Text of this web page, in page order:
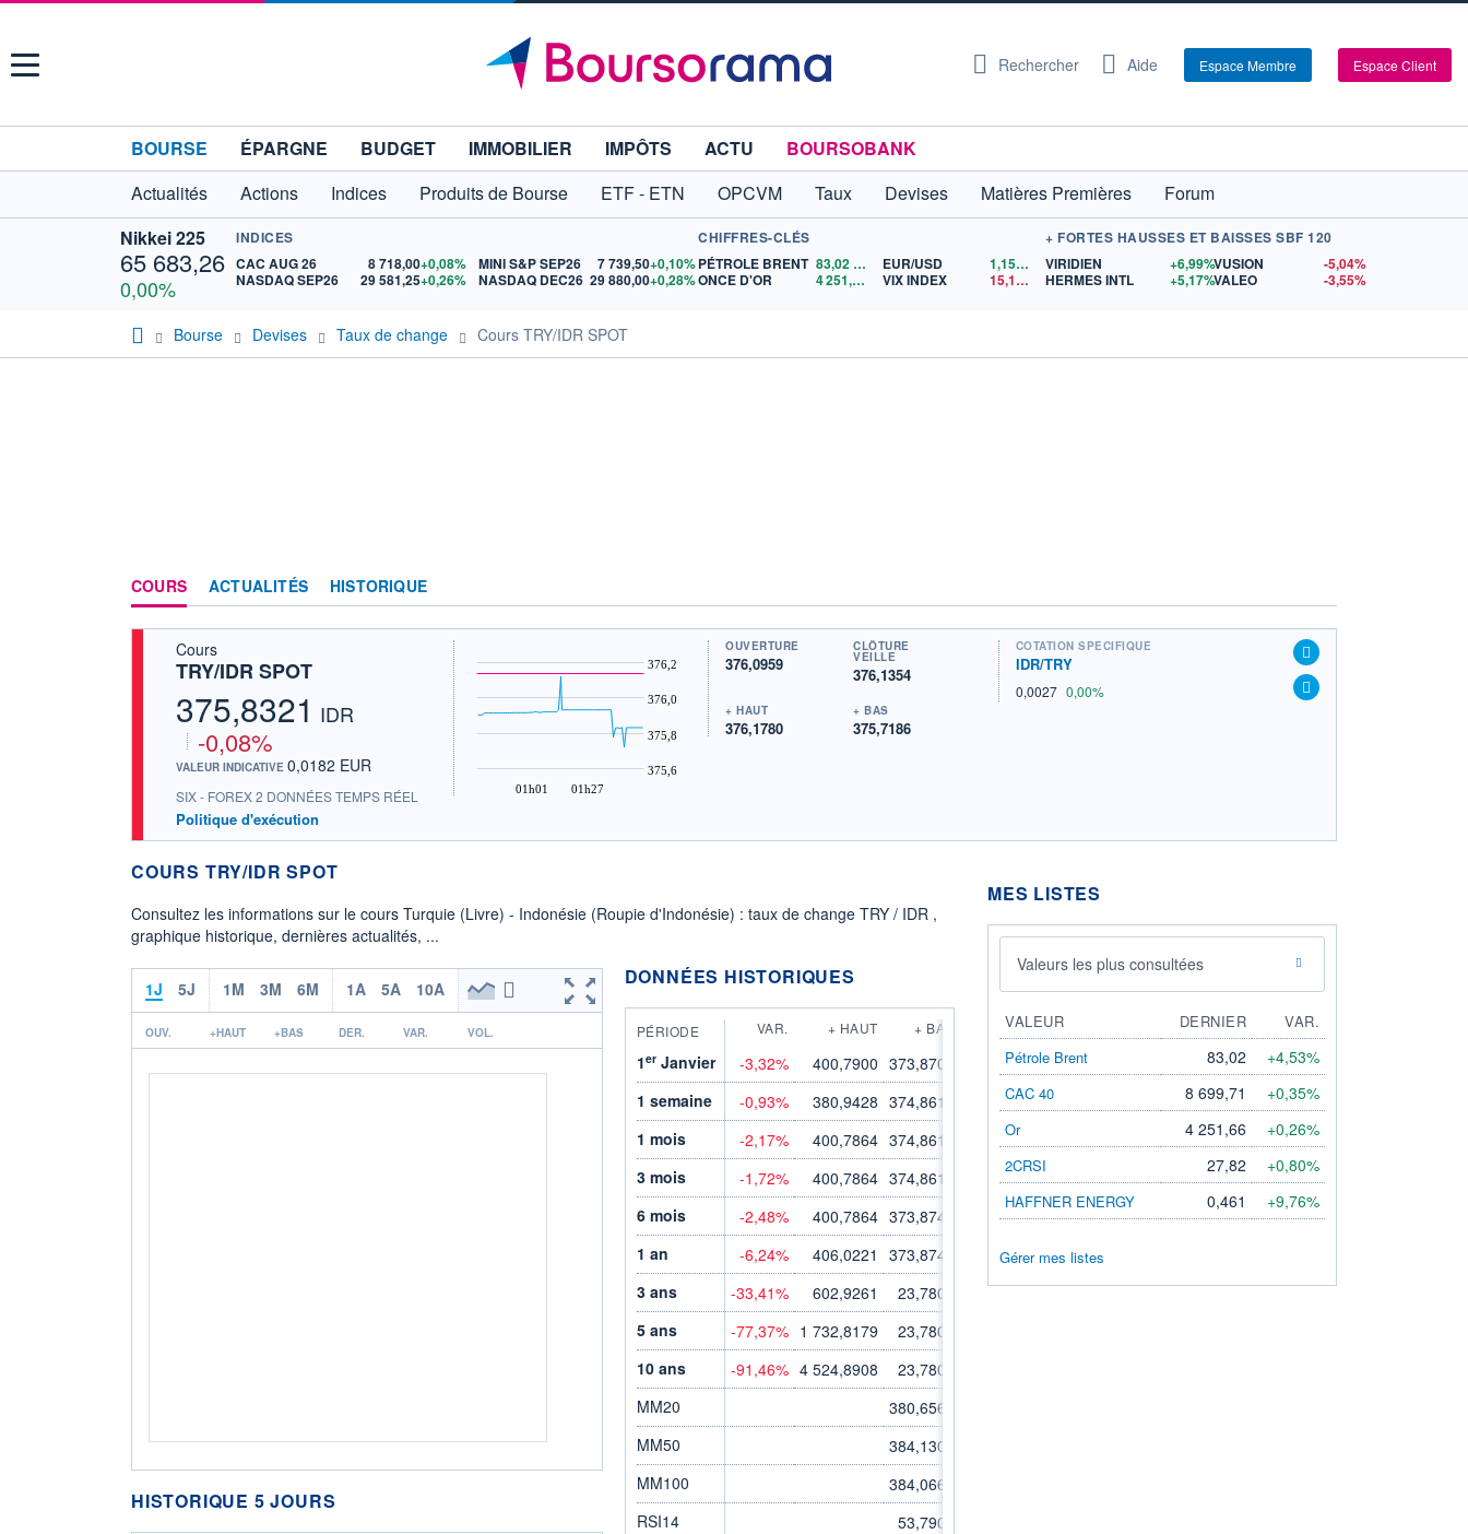
Menu Rechercher Aide Espace Membre Espace Client
BOURSE ÉPARGNE BUDGET IMMOBILIER IMPÔTS ACTU
BOURSOBANK
Actualités
Actions Indices Produits de Bourse ETF - ETN OPCVM Taux Devises Matières Premières
Forum
Nikkei 225
65 683,26
0,00%
INDICES
CAC AUG 26
8 718,00+0,08%
NASDAQ SEP26
29 581,25+0,26%
MINI S&P SEP26 7 739,50+0,10%
NASDAQ DEC26 29 880,00+0,28%
CHIFFRES-CLÉS
PÉTROLE BRENT 83,02
ONCE D'OR
4 251,66 $US
EUR/USD 1,1524
$US
VIX INDEX
15,15$US
+ FORTES HAUSSES ET BAISSES SBF 120
VIRIDIEN
+6,99%
HERMES INTL
+5,17%
VUSION
-5,04%
VALEO
-3,55%
Bourse Devises Taux de change Cours TRY/IDR SPOT
COURS ACTUALITÉS HISTORIQUE
Cours
TRY/IDR SPOT
375,8321 IDR
-0,08%
VALEUR INDICATIVE 0,0182 EUR
SIX - FOREX 2 DONNÉES TEMPS RÉEL
Politique d'exécution
01h01 01h27
375,6
375,8
376,0
376,2
OUVERTURE
376,0959
CLÔTURE
VEILLE
376,1354
+ HAUT
376,1780
+ BAS
375,7186
COTATION SPÉCIFIQUE
IDR/TRY
0,0027 0,00%
COURS TRY/IDR SPOT
Consultez les informations sur le cours Turquie (Livre) - Indonésie (Roupie d'Indonésie) : taux de change TRY / IDR ,
graphique historique, dernières actualités, ...
1J 5J 1M 3M 6M 1A 5A 10A
OUV. +HAUT +BAS DER. VAR. VOL.
HISTORIQUE 5 JOURS
DONNÉES HISTORIQUES
PÉRIODE VAR. + HAUT + BAS
1erJanvier -3,32% 400,7900 373,8700
1 semaine
-0,93% 380,9428 374,8616
1 mois
-2,17% 400,7864 374,8616
3 mois
-1,72% 400,7864 374,8616
6 mois
-2,48% 400,7864 373,8742
1 an
-6,24% 406,0221
373,8742
3 ans
-33,41% 602,9261
23,7806
5 ans
-77,37% 1 732,8179
23,7806
10 ans
-91,46% 4 524,8908
23,7806
MM20
380,6561
MM50
384,1306
MM100
384,0668
RSI14
53,7900
MES LISTES
Valeurs les plus consultées
VALEUR DERNIER
VAR.
Pétrole Brent
83,02 +4,53%
CAC 40 8 699,71 +0,35%
Or 4 251,66 +0,26%
2CRSI 27,82 +0,80%
HAFFNER ENERGY 0,461 +9,76%
Gérer mes listes